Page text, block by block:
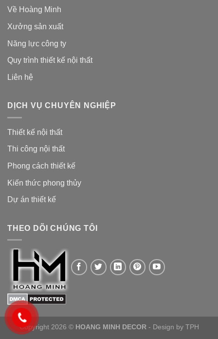
Về Hoàng Minh
Xưởng sản xuất
Năng lực công ty
Quy trình thiết kế nội thất
Liên hệ
DỊCH VỤ CHUYÊN NGHIỆP
Thiết kế nội thất
Thi công nội thất
Phong cách thiết kế
Kiến thức phong thủy
Dự án thiết kế
THEO DÕI CHÚNG TÔI
Copyright 2026 © HOANG MINH DECOR - Design by TPH